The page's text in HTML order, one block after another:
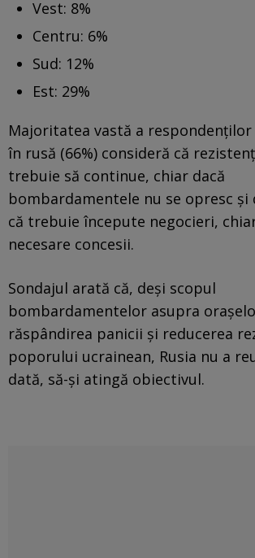
Vest: 8%
Centru: 6%
Sud: 12%
Est: 29%
Majoritatea vastă a
în rusă (66%) consideră că
trebuie să continue, chiar dacă
bombardamentele nu se opresc și
că trebuie începute negocieri,
necesare concesii.
Sondajul arată că, deși scopul
bombardamentelor asupra
răspândirea panicii și reducerea
poporului ucrainean, Rusia nu a
dată, să-și atingă obiectivul.